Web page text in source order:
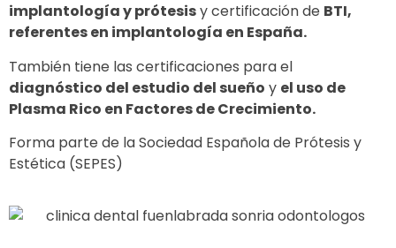
implantología y prótesisy certificación de BTI,
referentes en implantología en España.
También tiene las certificaciones para el
diagnóstico del estudio del sueño y el uso de
Plasma Rico en Factores de Crecimiento.
Forma parte de la Sociedad Española de Prótesis y
Estética (SEPES)